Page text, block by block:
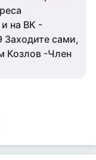
на ВК -
сами,
Козлов -Член